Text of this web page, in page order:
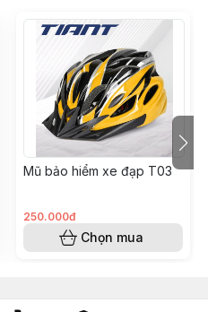
Mũ bảo hiểm xe đạp T03
250.000đ
Chọn mua